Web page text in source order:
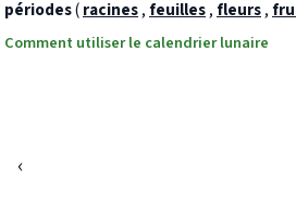
périodes(racines, feuilles, fleurs,
Comment utiliser le calendrier lunaire
‹